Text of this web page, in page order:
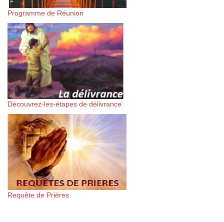
Programme de Réunion
Découvrez-les-étapes de délivrance
Requête de Prières